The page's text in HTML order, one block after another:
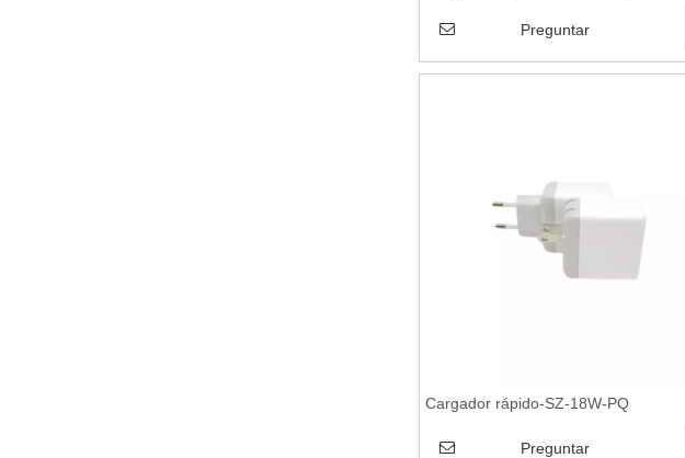
Preguntar
Cargador rápido-SZ-18W-PQ
Preguntar